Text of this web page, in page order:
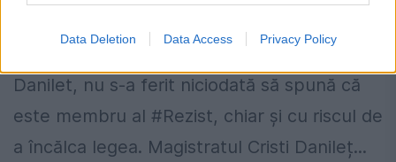
Data Deletion Data Access Privacy Policy
Danilet, nu s-a ferit niciodată să spună că
este membru al #Rezist, chiar și cu riscul de
a încălca legea. Magistratul Cristi Danileț...